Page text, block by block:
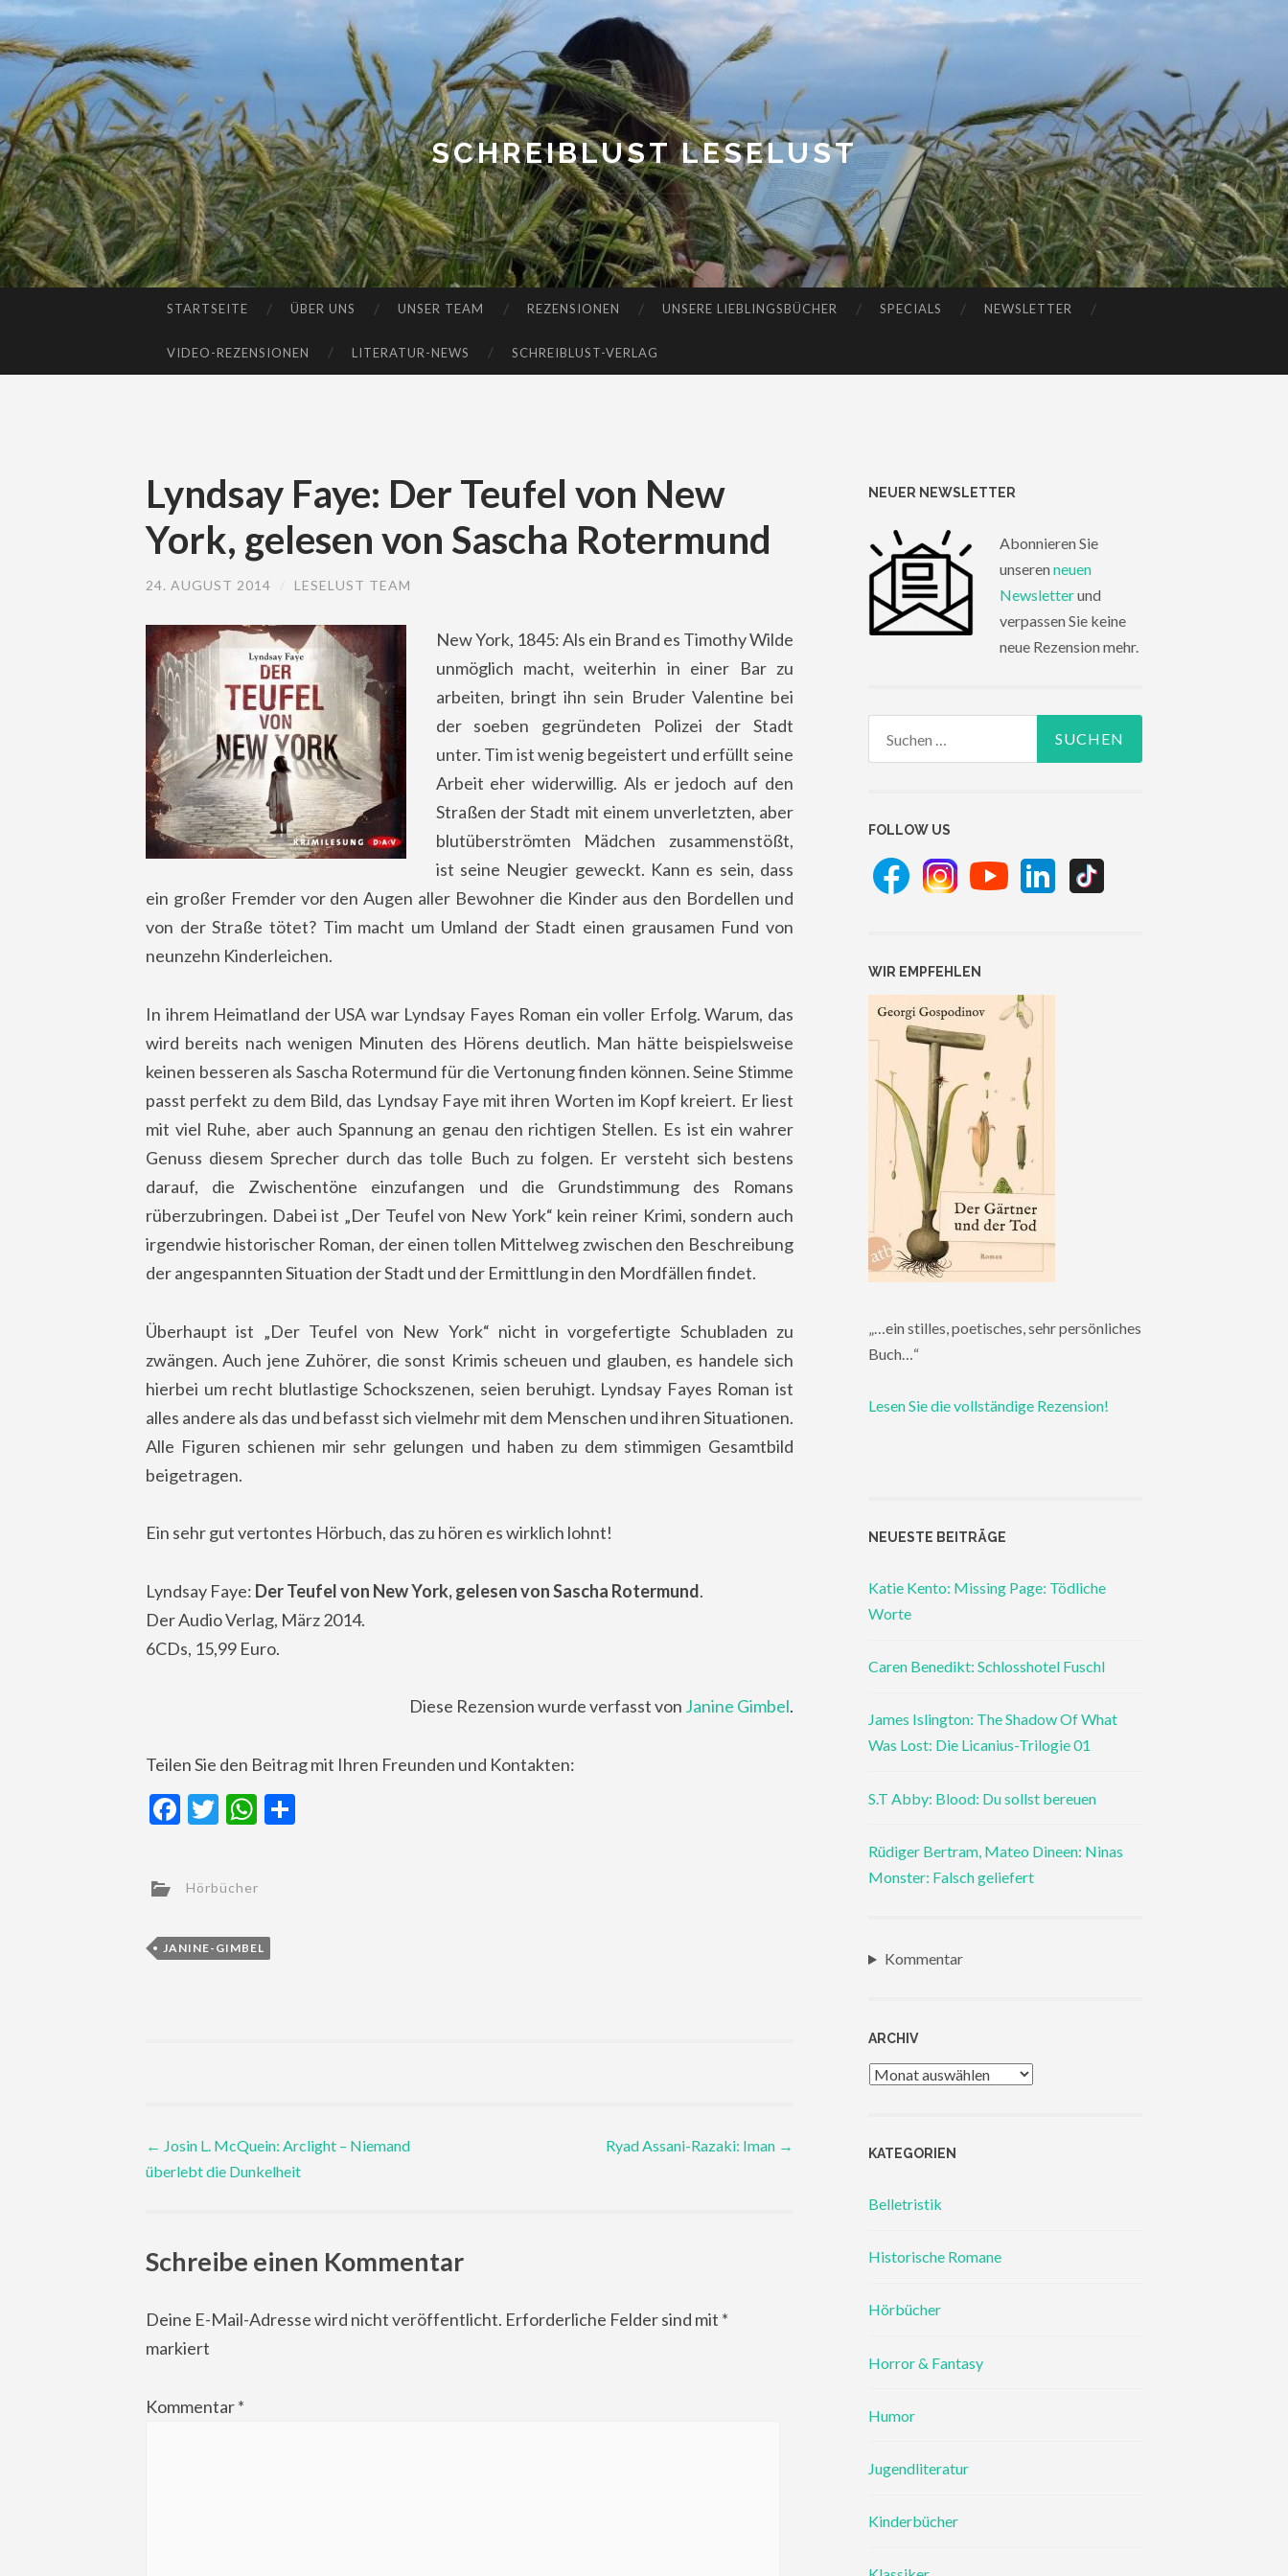
SCHREIBLUST LESELUST
STARTSEITE ÜBER UNS UNSER TEAM REZENSIONEN UNSERE LIEBLINGSBÜCHER SPECIALS NEWSLETTER
VIDEO-REZENSIONEN LITERATUR-NEWS SCHREIBLUST-VERLAG
Lyndsay Faye: Der Teufel von New
York, gelesen von Sascha Rotermund
24. AUGUST 2014 LESELUST TEAM
New York, 1845: Als ein Brand es Timothy Wilde
unmöglich macht, weiterhin in einer Bar zu
arbeiten, bringt ihn sein Bruder Valentine bei
der soeben gegründeten Polizei der Stadt
unter. Tim ist wenig begeistert und erfüllt seine
Arbeit eher widerwillig. Als er jedoch auf den
Straßen der Stadt mit einem unverletzten, aber
blutüberströmten Mädchen zusammenstößt,
ist seine Neugier geweckt. Kann es sein, dass
ein großer Fremder vor den Augen aller Bewohner die Kinder aus den Bordellen und
von der Straße tötet? Tim macht um Umland der Stadt einen grausamen Fund von
neunzehn Kinderleichen.
In ihrem Heimatland der USA war Lyndsay Fayes Roman ein voller Erfolg. Warum, das
wird bereits nach wenigen Minuten des Hörens deutlich. Man hätte beispielsweise
keinen besseren als Sascha Rotermund für die Vertonung finden können. Seine Stimme
passt perfekt zu dem Bild, das Lyndsay Faye mit ihren Worten im Kopf kreiert. Er liest
mit viel Ruhe, aber auch Spannung an genau den richtigen Stellen. Es ist ein wahrer
Genuss diesem Sprecher durch das tolle Buch zu folgen. Er versteht sich bestens
darauf, die Zwischentöne einzufangen und die Grundstimmung des Romans
rüberzubringen. Dabei ist „Der Teufel von New York“ kein reiner Krimi, sondern auch
irgendwie historischer Roman, der einen tollen Mittelweg zwischen den Beschreibung
der angespannten Situation der Stadt und der Ermittlung in den Mordfällen findet.
Überhaupt ist „Der Teufel von New York“ nicht in vorgefertigte Schubladen zu
zwängen. Auch jene Zuhörer, die sonst Krimis scheuen und glauben, es handele sich
hierbei um recht blutlastige Schockszenen, seien beruhigt. Lyndsay Fayes Roman ist
alles andere als das und befasst sich vielmehr mit dem Menschen und ihren Situationen.
Alle Figuren schienen mir sehr gelungen und haben zu dem stimmigen Gesamtbild
beigetragen.
Ein sehr gut vertontes Hörbuch, das zu hören es wirklich lohnt!
Lyndsay Faye: Der Teufel von New York, gelesen von Sascha Rotermund.
Der Audio Verlag, März 2014.
6CDs, 15,99 Euro.
Diese Rezension wurde verfasst von Janine Gimbel.
Teilen Sie den Beitrag mit Ihren Freunden und Kontakten:
Facebook
TwitterWhatsApp
Hörbücher
JANINE-GIMBEL
Post
← Josin L. McQuein: Arclight – Niemand
überlebt die Dunkelheit
Ryad Assani-Razaki: Iman →
Schreibe einen Kommentar
Deine E-Mail-Adresse wird nicht veröffentlicht. Erforderliche Felder sind mit *
markiert
Kommentar*
NEUER NEWSLETTER
Abonnieren Sie
unserenneuen
Newsletterund
verpassen Sie keine
neue Rezension mehr.
FOLLOW US
WIR EMPFEHLEN
„…ein stilles, poetisches, sehr persönliches
Buch…“
Lesen Sie die vollständige Rezension!
NEUESTE BEITRÄGE
Katie Kento: Missing Page: Tödliche
Worte
Caren Benedikt: Schlosshotel Fuschl
James Islington: The Shadow Of What
Was Lost: Die Licanius-Trilogie 01
S.T Abby: Blood: Du sollst bereuen
Rüdiger Bertram, Mateo Dineen: Ninas
Monster: Falsch geliefert
Kommentar
ARCHIV
Archiv
KATEGORIEN
Belletristik
Historische Romane
Hörbücher
Horror & Fantasy
Humor
Jugendliteratur
Kinderbücher